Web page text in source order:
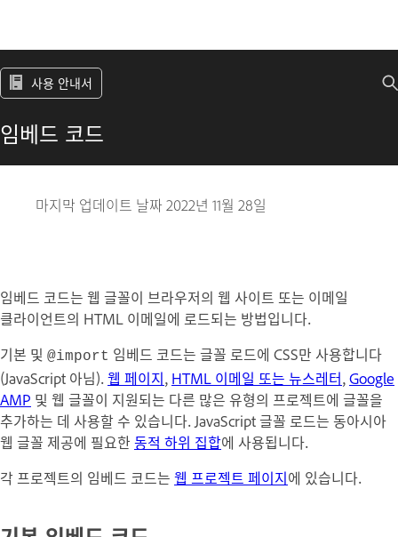
사용 안내서
임베드 코드
마지막 업데이트 날짜2022년 11월 28일
임베드 코드는 웹 글꼴이 브라우저의 웹 사이트 또는 이메일
클라이언트의 HTML 이메일에 로드되는 방법입니다.
기본 및 @import 임베드 코드는 글꼴 로드에 CSS만 사용합니다
(JavaScript 아님).웹 페이지, HTML 이메일 또는 뉴스레터,Google
AMP 및 웹 글꼴이 지원되는 다른 많은 유형의 프로젝트에 글꼴을
추가하는 데 사용할 수 있습니다. JavaScript 글꼴 로드는 동아시아
웹 글꼴 제공에 필요한 동적 하위 집합에 사용됩니다.
각 프로젝트의 임베드 코드는 웹 프로젝트 페이지에 있습니다.